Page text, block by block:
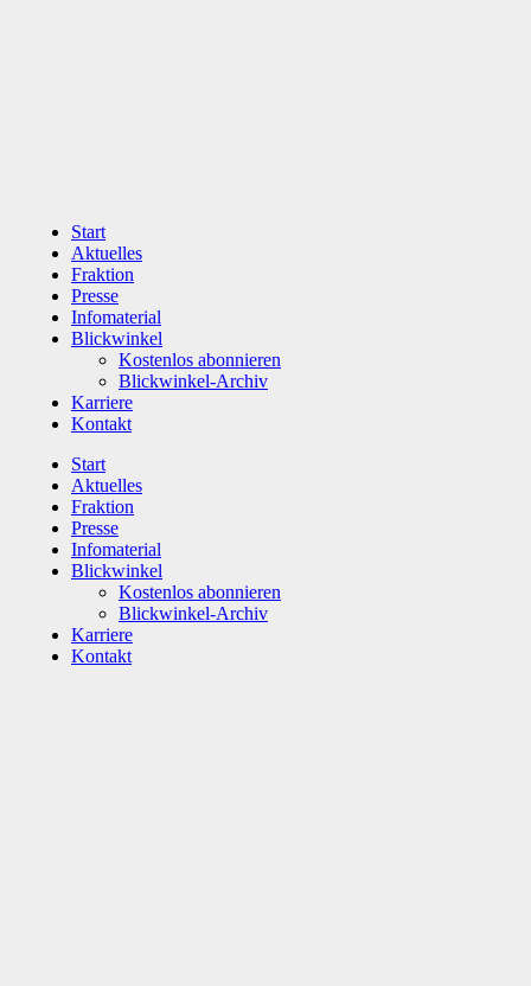
Start
Aktuelles
Fraktion
Presse
Infomaterial
Blickwinkel
Kostenlos abonnieren
Blickwinkel-Archiv
Karriere
Kontakt
Start
Aktuelles
Fraktion
Presse
Infomaterial
Blickwinkel
Kostenlos abonnieren
Blickwinkel-Archiv
Karriere
Kontakt